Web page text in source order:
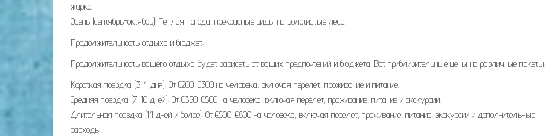
жарко.
Осень (сентябрь-октябрь): Теплая погода, прекрасные виды на золотистые леса.
Продолжительность отдыха и бюджет:
Продолжительность вашего отдыха будет зависеть от ваших предпочтений и бюджета. Вот приблизительные цены на различные пакеты:
Короткая поездка (3-4 дня): От €200-€300 на человека, включая перелет, проживание и питание.
Средняя поездка (7-10 дней): От €350-€500 на человека, включая перелет, проживание, питание и экскурсии.
Длительная поездка (14 дней и более): От €500-€800 на человека, включая перелет, проживание, питание, экскурсии и дополнительные
расходы.